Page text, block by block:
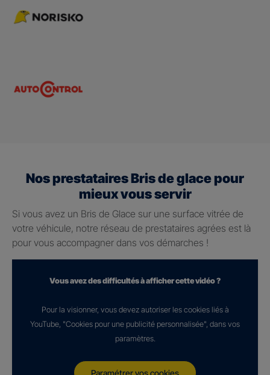
Nos prestataires Bris de glace pour
mieux vous servir
Si vous avez un Bris de Glace sur une surface vitrée de
votre véhicule, notre réseau de prestataires agrées est là
pour vous accompagner dans vos démarches !
Vous avez des difficultés à afficher cette vidéo ?
Pour la visionner, vous devez autoriser les cookies liés à
YouTube, "Cookies pour une publicité personnalisée", dans vos
paramètres.
Paramétrer vos cookies